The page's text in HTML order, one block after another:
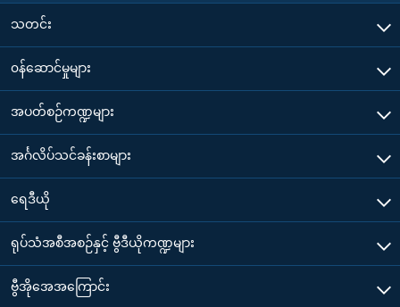
သတင်း
၀န်ဆောင်မှုများ
အပတ်စဉ်ကဏ္ဍများ
အင်္ဂလိပ်သင်ခန်းစာများ
ရေဒီယို
ရုပ်သံအစီအစဉ်နှင့် ဗွီဒီယိုကဏ္ဍများ
ဗွီအိုအေအကြောင်း